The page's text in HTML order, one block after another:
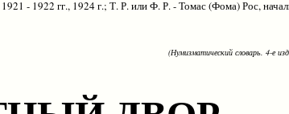
- 1922 гг., 1924 г.; Т. Р. или Ф. Р. - Томас (Фома) Рос,
(Нумизматический словарь. 4-е